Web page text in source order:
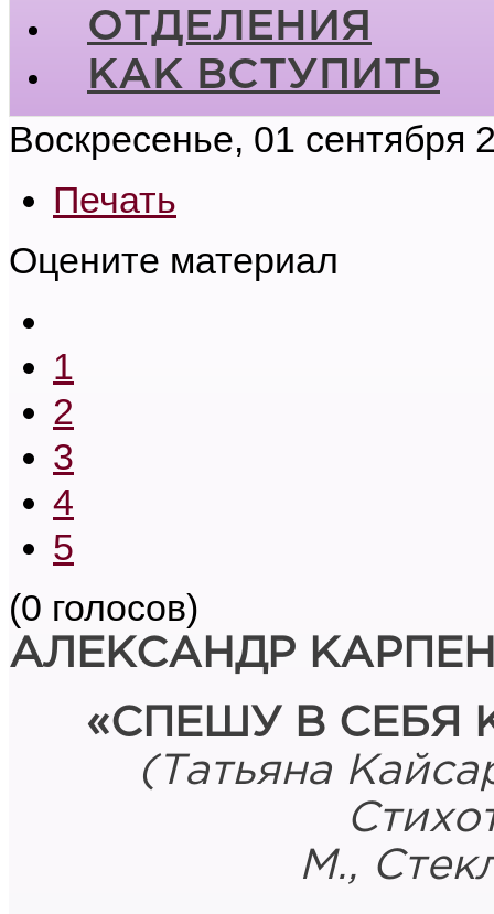
ОТДЕЛЕНИЯ
КАК ВСТУПИТЬ
Воскресенье, 01 сентября
Печать
Оцените материал
1
2
3
4
5
(0 голосов)
АЛЕКСАНДР
«СПЕШУ В СЕБЯ
(Татьяна
М.,